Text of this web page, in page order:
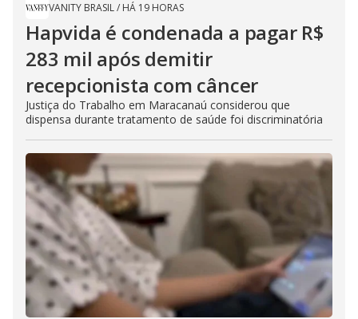
VANITY BRASIL/ HÁ 19 HORAS
Hapvida é condenada a pagar R$
283 mil após demitir
recepcionista com câncer
Justiça do Trabalho em Maracanaú considerou que
dispensa durante tratamento de saúde foi discriminatória